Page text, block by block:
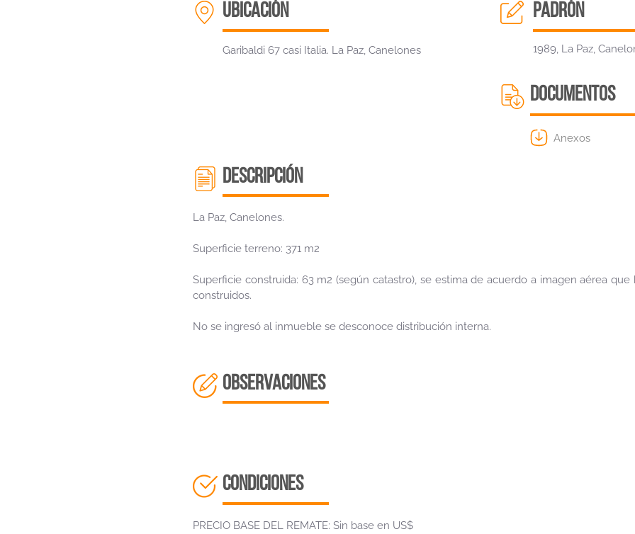
ubicación
Garibaldi 67 casi Italia. La Paz, Canelones
padrón
1989, La Paz,
DOCUMENTOS
Anexos
descripción
La Paz, Canelones.
Superficie terreno: 371 m2
Superficie construida: 63 m2 (según catastro), se estima de acuerdo a imagen aérea
construidos.
No se ingresó al inmueble se desconoce distribución interna.
OBSERVACIONES
CONDICIONES
PRECIO BASE DEL REMATE: Sin base en US$